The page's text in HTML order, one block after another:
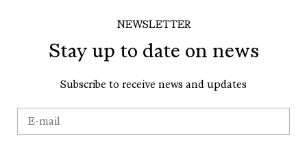
NEWSLETTER
Stay up to date on news
Subscribe to receive news and updates